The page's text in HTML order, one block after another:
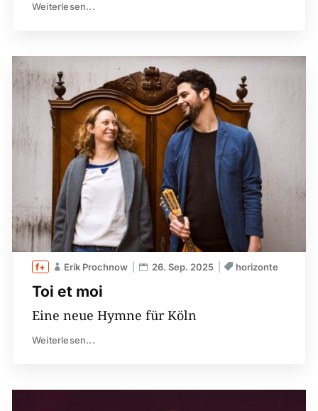
Weiterlesen...
Toi et moi
Erik Prochnow 26. Sep. 2025 horizonte
Eine neue Hymne für Köln
Weiterlesen...